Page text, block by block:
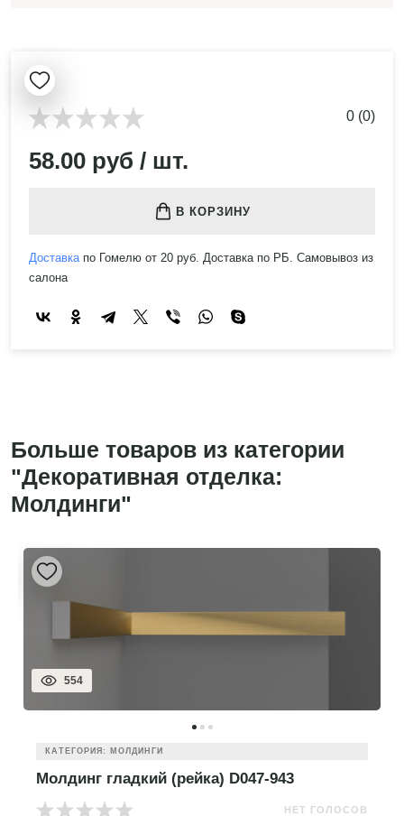
0 (0)
58.00 руб / шт.
В КОРЗИНУ
Доставкапо Гомелю от 20 руб. Доставка по РБ. Самовывоз из
салона
Больше товаров из категории
"Декоративная отделка:
Молдинги"
554
КАТЕГОРИЯ: МОЛДИНГИ
Молдинг гладкий (рейка) D047-943
НЕТ ГОЛОСОВ